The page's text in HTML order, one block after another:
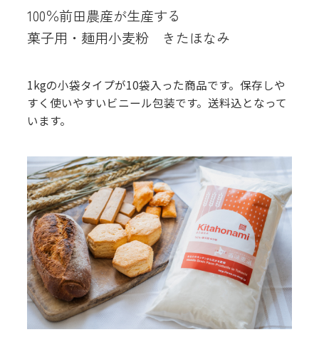
100％前田農産が生産する
菓子用・麺用小麦粉 きたほなみ
1kgの小袋タイプが10袋入った商品です。保存しや
すく使いやすいビニール包装です。送料込となって
います。